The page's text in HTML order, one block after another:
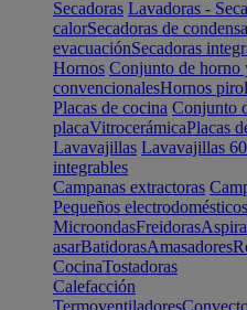
Secadoras Lavadoras -
calorSecadoras de
evacuaciónSecadoras
Hornos Conjunto de horno
convencionalesHornos
Placas de cocina Conjunto
placaVitrocerámicaPlacas
Lavavajillas Lavavajillas
integrables
Campanas extractoras
Pequeños electrodomésticos
MicroondasFreidoras
asarBatidorasAmasadores
CocinaTostadoras
Calefacción
Termoventiladores